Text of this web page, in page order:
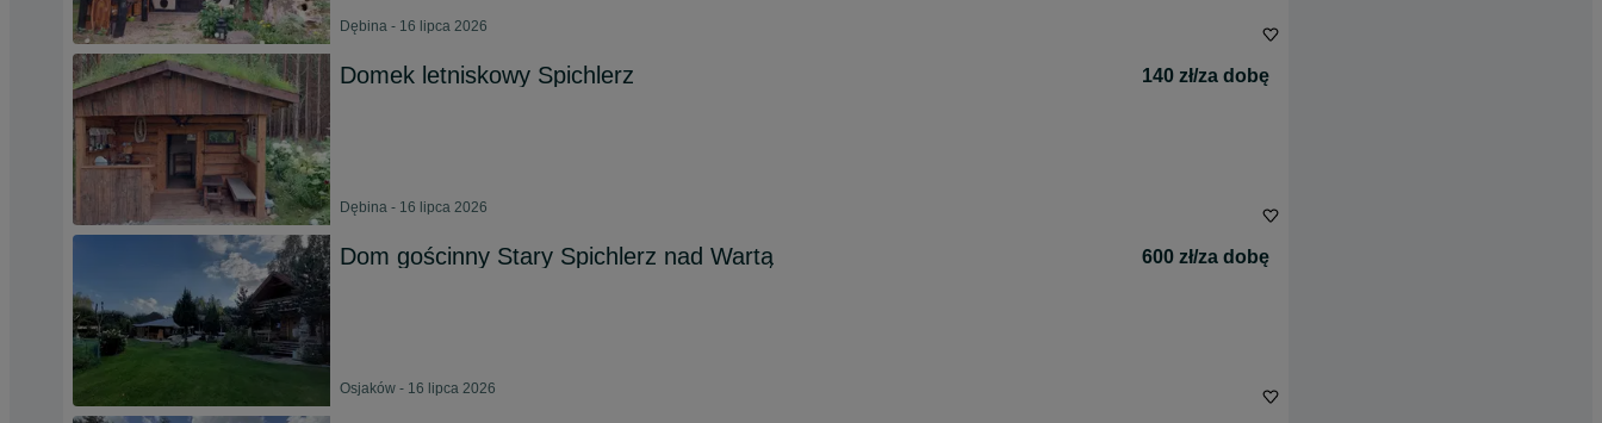
Dębina - 16 lipca 2026
Domek letniskowy Spichlerz 140 zł/za dobę
Dębina - 16 lipca 2026
Dom gościnny Stary Spichlerz nad Wartą 600 zł/za dobę
Osjaków - 16 lipca 2026